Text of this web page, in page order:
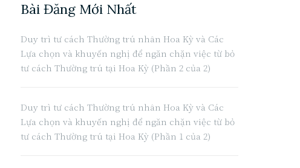
Bài Đăng Mới Nhất
Duy trì tư cách Thường trú nhân Hoa Kỳ và Các
Lựa chọn và khuyến nghị để ngăn chặn việc từ bỏ
tư cách Thường trú tại Hoa Kỳ (Phần 2 của 2)
Duy trì tư cách Thường trú nhân Hoa Kỳ và Các
Lựa chọn và khuyến nghị để ngăn chặn việc từ bỏ
tư cách Thường trú tại Hoa Kỳ (Phần 1 của 2)